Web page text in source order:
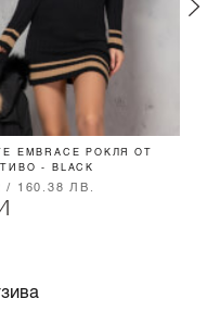
EMBRACE РОКЛЯ ОТ
- BLACK
/ 160.38 ЛВ.